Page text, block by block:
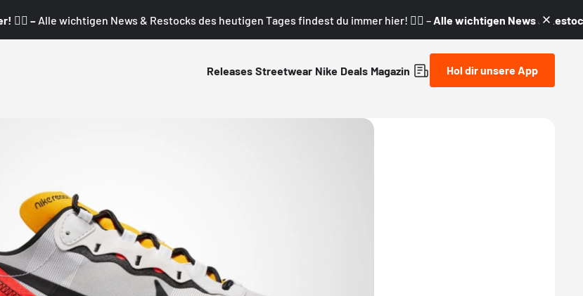
👇🏼 – Alle wichtigen News & Restocks des heutigen Tages findest du immer hier! 👇🏼 – Alle wichtigen News &
Releases Streetwear Nike Deals Magazin Hol dir unsere App